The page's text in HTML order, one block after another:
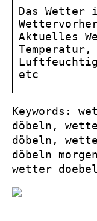
Das Wetter
Aktuelles
Temperatur,
etc
Keywords:
döbeln,
döbeln,
döbeln
wetter